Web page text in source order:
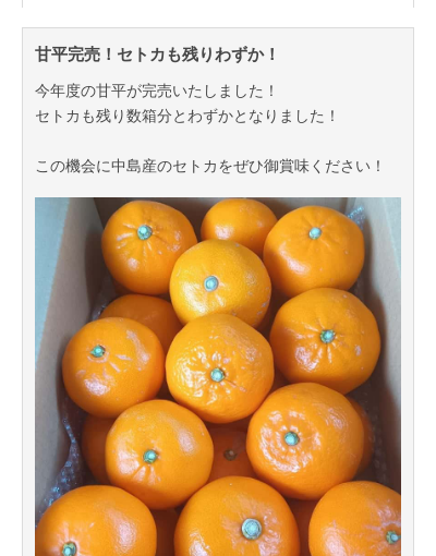
けでしか栽培できないオリジナル品種です！
甘平とマドンナのいいとこどりしたような品種ですの
で是非ご賞味ください！
2026年03月21日
甘平完売！セトカも残りわずか！
今年度の甘平が完売いたしました！
セトカも残り数箱分とわずかとなりました！
この機会に中島産のセトカをぜひ御賞味ください！